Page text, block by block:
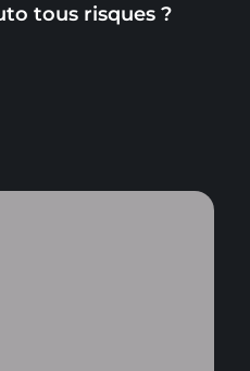
tous risques ?